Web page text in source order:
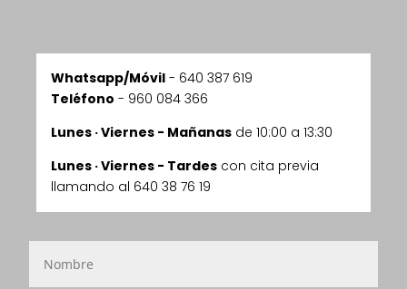
Whatsapp/Móvil - 640 387 619
Teléfono - 960 084 366
Lunes · Viernes - Mañanas de 10:00 a 13:30
Lunes · Viernes - Tardes con cita previa
llamando al 640 38 76 19